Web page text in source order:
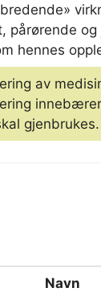
pårørende
hennes
av
Navn